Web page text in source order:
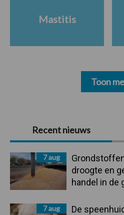
Primaire
Sidebar
Recent nieuws
7 aug
droogte en
handel in de
7 aug
De
Mastitis
Toon